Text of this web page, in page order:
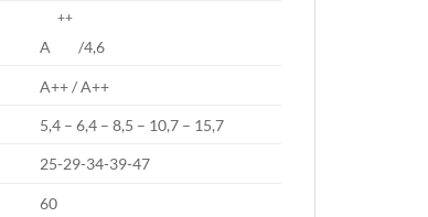
A
++
/4,6
A++ / A++
5,4 – 6,4 – 8,5 – 10,7 – 15,7
25-29-34-39-47
60